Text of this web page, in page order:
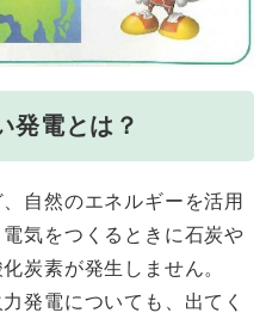
発電とは？
自然のエネルギーを活用
気をつくるときに石炭や
炭素が発生しません。
発電についても、出てく